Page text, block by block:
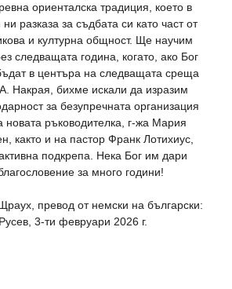
ориенталска традиция, което в
разказа за съдбата си като част от
и културна общност. Ще научим
следващата година, когато, ако Бог
в центъра на следващата среща
Накрая, бихме искали да изразим
за безупречната организация
новата ръководителка, г-жа Мария
както и на пастор Франк Лотихиус,
подкрепа. Нека Бог им дари
за много години!
превод от немски на български:
3-ти февруари 2026 г.